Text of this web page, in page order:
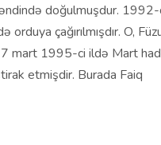
doğulmuşdur.
çağırılmışdır. O,
mart 1995-ci ildə Mart
etmişdir. Burada Faiq